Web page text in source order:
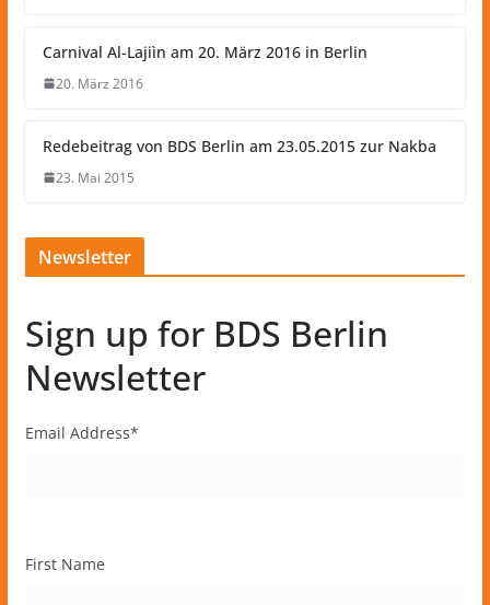
Carnival Al-Lajiìn am 20. März 2016 in Berlin
20. März 2016
Redebeitrag von BDS Berlin am 23.05.2015 zur Nakba
23. Mai 2015
Newsletter
Sign up for BDS Berlin
Newsletter
Email Address*
First Name